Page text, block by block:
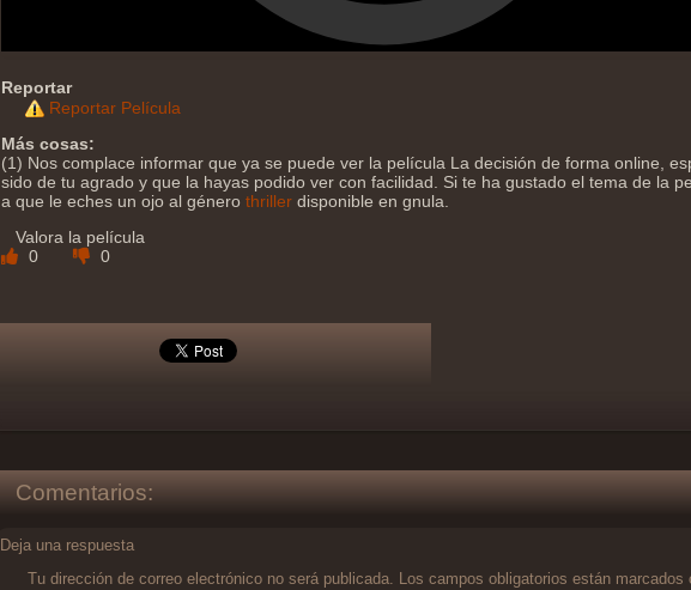
Reportar
Reportar Película
Más cosas:
(1) Nos complace informar que ya se puede ver la película La decisión de forma online,
sido de tu agrado y que la hayas podido ver con facilidad. Si te ha gustado el tema de la
a que le eches un ojo al género thriller disponible en gnula.
Valora la película
0
0
Comentarios:
Deja una respuesta
Tu dirección de correo electrónico no será publicada. Los campos obligatorios están marcados